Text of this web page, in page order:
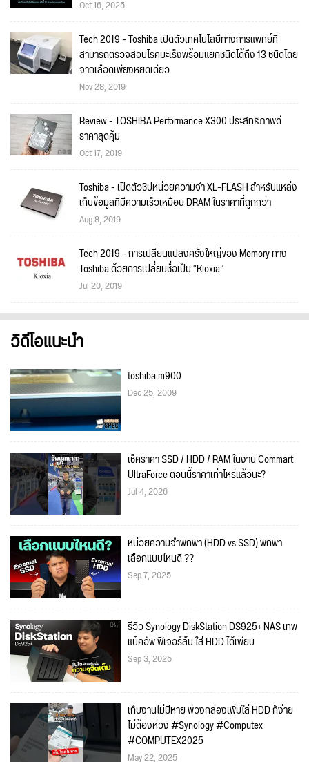
Oct 16, 2025
Tech 2019 - Toshiba เปิดตัวเทคโนโลยีทางการแพทย์ที่
สามารถตรวจสอบโรคมะเร็งพร้อมแยกชนิดได้ถึง 13 ชนิดโดย
จากเลือดเพียงหยดเดียว
Nov 28, 2019
Review - TOSHIBA Performance X300 ประสิทธิภาพดี
ราคาสุดคุ้ม
Oct 17, 2019
Toshiba - เปิดตัวชิปหน่วยความจำ XL-FLASH สำหรับแหล่ง
เก็บข้อมูลที่มีความเร็วเหมือน DRAM ในราคาที่ถูกกว่า
Aug 8, 2019
Tech 2019 - การเปลี่ยนแปลงครั้งใหญ่ของ Memory ทาง
Toshiba ด้วยการเปลี่ยนชื่อเป็น “Kioxia”
Jul 20, 2019
วิดีโอแนะนำ
toshiba m900
Dec 25, 2009
เช็คราคา SSD / HDD / RAM ในงาน Commart
UltraForce ตอนนี้ราคาเท่าไหร่แล้วนะ?
Jul 4, 2026
หน่วยความจำพกพา (HDD vs SSD) พกพา
เลือกแบบไหนดี ??
Sep 7, 2025
รีวิว Synology DiskStation DS925+ NAS เทพ
แบ็คอัพ ฟีเจอร์ล้น ใส่ HDD ได้เพียบ
Sep 3, 2025
เก็บงานไม่มีหาย พ่วงกล่องเพิ่มใส่ HDD ก็ง่าย
ไม่ต้องห่วง #Synology #Computex
#COMPUTEX2025
May 22, 2025